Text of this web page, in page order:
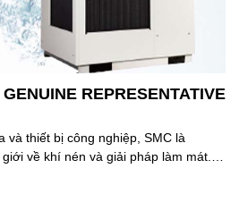
REPRESENTATIVE
và thiết bị công nghiệp, SMC là
về khí nén và giải pháp làm mát.